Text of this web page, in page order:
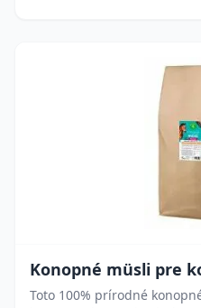
Konopné müsli pre
Toto 100% prírodné